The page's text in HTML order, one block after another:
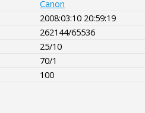
Canon
2008:03:10 20:59:19
262144/65536
25/10
70/1
100